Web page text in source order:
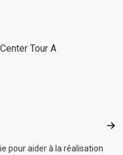
Tour A
À
pour aider à la réalisation